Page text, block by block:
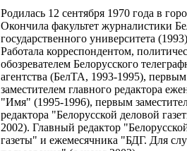
Родилась 12 сентября 1970 года в
Окончила факультет журналистики
государственного университета
Работала корреспондентом,
обозревателем Белорусского
агентства (БелТА, 1993-1995), первым
заместителем главного редактора
"Имя" (1995-1996), первым
редактора "Белорусской деловой
2002). Главный редактор
газеты" и ежемесячника "БДГ. Для